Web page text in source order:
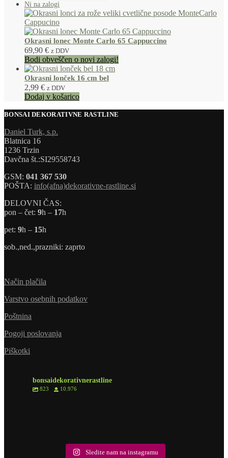
Okrasni lonec Monte Carlo 65 Cappuccino
69,90 € z DDV
Bodi obveščen o novi zalogi!
Okrasni lonček 16 cm bel
2,99 € z DDV
Dodaj v košarico
BONSAI DEKORATIVNE RASTLINE
Daniel Turk, s.p.
Blatnica 16
1236 Trzin
Davčna št.:SI29558743
GSM: 041 367 530
POŠTA: info(afna)dekorativne-rastline.si
DELOVNI ČAS:
pon – čet: 9h – 17h
pet: 9h – 15h
sob.,ned.,prazniki: zaprto
Način plačila
Varstvo osebnih podatkov
Poštnina
Pogoji poslovanja
Piškotki
bonsaidekorativnerastline
823 10.976
Sledite nam na instagramu